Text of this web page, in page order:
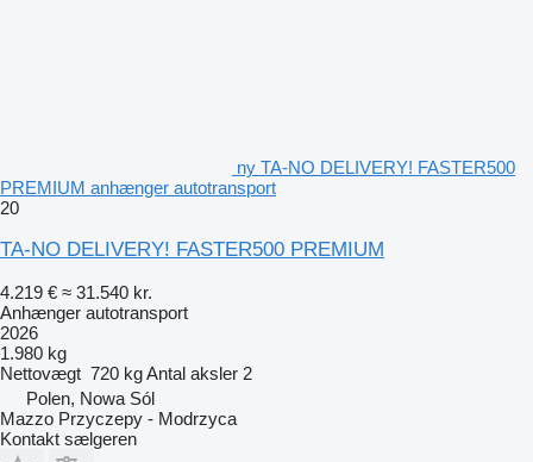
ny TA-NO DELIVERY! FASTER500
PREMIUM anhænger autotransport
20
TA-NO DELIVERY! FASTER500 PREMIUM
4.219 € ≈ 31.540 kr.
Anhænger autotransport
2026
1.980 kg
Nettovægt 720 kgAntal aksler 2
Polen, Nowa Sól
Mazzo Przyczepy - Modrzyca
Kontakt sælgeren